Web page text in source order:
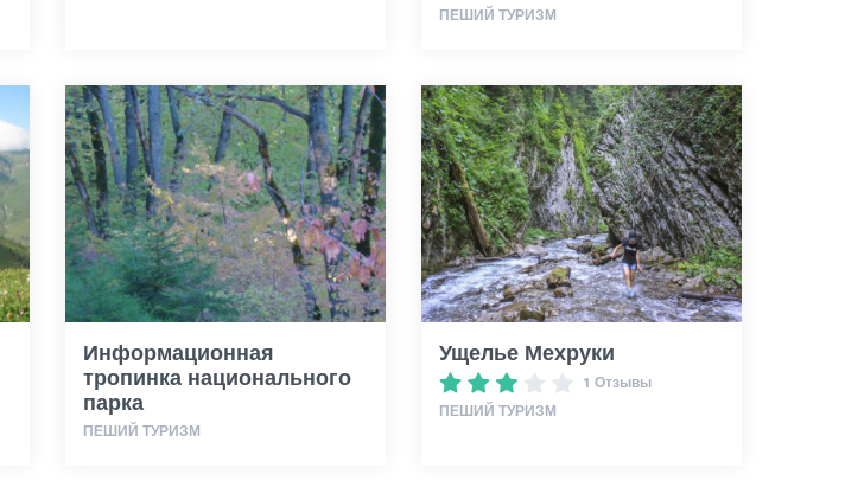
ПЕШИЙ ТУРИЗМ
Информационная
тропинка национального
парка
ПЕШИЙ ТУРИЗМ
Ущелье Мехруки
1 Отзывы
ПЕШИЙ ТУРИЗМ